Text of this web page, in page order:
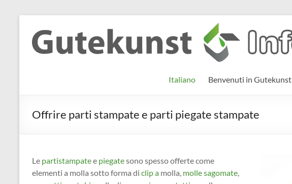
contenuto
Gutekunst
Formfedern
Informationen
und
Wissenswertes
Italiano Benvenuti in Gutekunst
Offrire parti stampate e parti piegate stampate
Le partistampatee piegatesono spesso offerte come
elementi a molla sotto forma di clip a molla, molle sagomate,